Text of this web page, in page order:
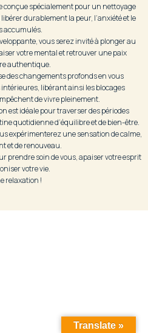
conçue spécialement pour un nettoyage
durablement la peur, l’anxiété et le
accumulés.
vous serez invité à plonger au
votre mental et retrouver une paix
authentique.
des changements profonds en vous
libérant ainsi les blocages
de vivre pleinement.
est idéale pour traverser des périodes
quotidienne d’équilibre et de bien-être.
expérimenterez une sensation de calme,
et de renouveau.
prendre soin de vous, apaiser votre esprit
votre vie.
relaxation !
Translate »